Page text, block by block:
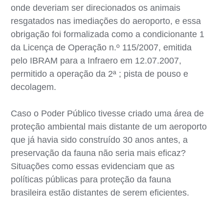
onde deveriam ser direcionados os animais
resgatados nas imediações do aeroporto, e essa
obrigação foi formalizada como a condicionante 1
da Licença de Operação n.º 115/2007, emitida
pelo IBRAM para a Infraero em 12.07.2007,
permitido a operação da 2ª ; pista de pouso e
decolagem.
Caso o Poder Público tivesse criado uma área de
proteção ambiental mais distante de um aeroporto
que já havia sido construído 30 anos antes, a
preservação da fauna não seria mais eficaz?
Situações como essas evidenciam que as
políticas públicas para proteção da fauna
brasileira estão distantes de serem eficientes.